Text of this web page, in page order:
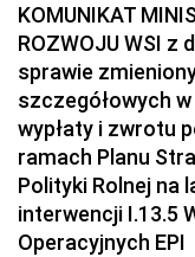
KOMUNIKAT
ROZWOJU WSI z
sprawie
szczegółowych
wypłaty i zwrotu
ramach Planu
Polityki Rolnej na
interwencji I.13.5
Operacyjnych EPI